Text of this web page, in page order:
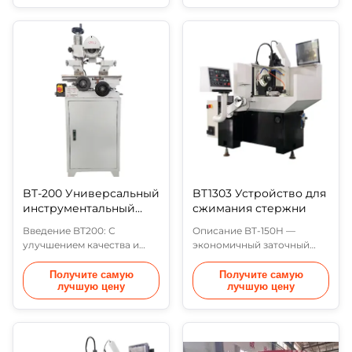
движения колеса (ось
Z),ось горизонтального
вращения заготовки (ось
B)Эта машина подходит
для производства и
перемешивания
сверхжестких инстр...
вертикального движения
шлифовального колеса
(ось z),ось
горизонтального
вращения заготовки (ось
С), ось инде...
BT-200 Универсальный
инструментальный
инструмент
Введение BT200: С
улучшением качества и
заточка сверл и
инструментов стала общей
проблемой в
выпущенный экономичный
Получите самую
лучшую цену
BT1303 Устройство для
сжимания стержни
Описание BT-150H —
экономичный заточный
для изготовления и
переточки сверхтвердого
режущего инструмента из
сплава и быстрорежущей
Получите самую
лучшую цену